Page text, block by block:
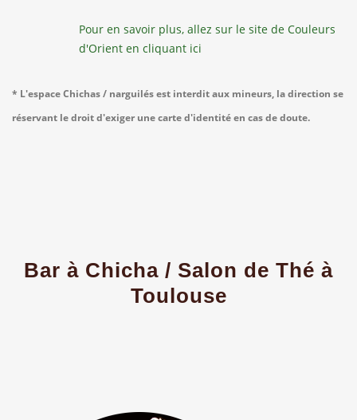
Pour en savoir plus, allez sur le site de Couleurs
d'Orient en cliquant ici
* L'espace Chichas / narguilés est interdit aux mineurs, la direction se
réservant le droit d'exiger une carte d'identité en cas de doute.
Bar à Chicha / Salon de Thé à
Toulouse